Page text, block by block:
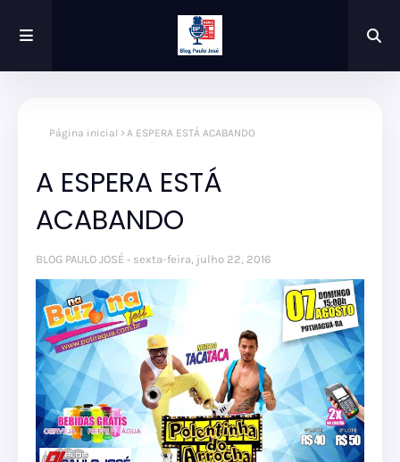
Página inicial A ESPERA ESTÁ ACABANDO
A ESPERA ESTÁ
ACABANDO
BLOG PAULO JOSÉ sexta-feira, julho 22, 2016